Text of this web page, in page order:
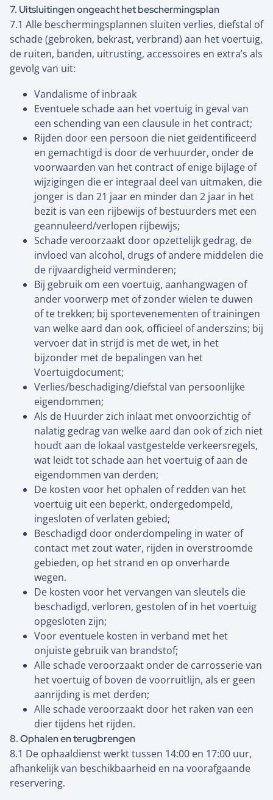
7. Uitsluitingen ongeacht het beschermingsplan
7.1 Alle beschermingsplannen sluiten verlies, diefstal of
schade (gebroken, bekrast, verbrand) aan het voertuig,
de ruiten, banden, uitrusting, accessoires en extra’s als
gevolg van uit:
Vandalisme of inbraak
Eventuele schade aan het voertuig in geval van
een schending van een clausule in het contract;
Rijden door een persoon die niet geïdentificeerd
en gemachtigd is door de verhuurder, onder de
voorwaarden van het contract of enige bijlage of
wijzigingen die er integraal deel van uitmaken, die
jonger is dan 21 jaar en minder dan 2 jaar in het
bezit is van een rijbewijs of bestuurders met een
geannuleerd/verlopen rijbewijs;
Schade veroorzaakt door opzettelijk gedrag, de
invloed van alcohol, drugs of andere middelen die
de rijvaardigheid verminderen;
Bij gebruik om een voertuig, aanhangwagen of
ander voorwerp met of zonder wielen te duwen
of te trekken; bij sportevenementen of trainingen
van welke aard dan ook, officieel of anderszins; bij
vervoer dat in strijd is met de wet, in het
bijzonder met de bepalingen van het
Voertuigdocument;
Verlies/beschadiging/diefstal van persoonlijke
eigendommen;
Als de Huurder zich inlaat met onvoorzichtig of
nalatig gedrag van welke aard dan ook of zich niet
houdt aan de lokaal vastgestelde verkeersregels,
wat leidt tot schade aan het voertuig of aan de
eigendommen van derden;
De kosten voor het ophalen of redden van het
voertuig uit een beperkt, ondergedompeld,
ingesloten of verlaten gebied;
Beschadigd door onderdompeling in water of
contact met zout water, rijden in overstroomde
gebieden, op het strand en op onverharde
wegen.
De kosten voor het vervangen van sleutels die
beschadigd, verloren, gestolen of in het voertuig
opgesloten zijn;
Voor eventuele kosten in verband met het
onjuiste gebruik van brandstof;
Alle schade veroorzaakt onder de carrosserie van
het voertuig of boven de voorruitlijn, als er geen
aanrijding is met derden;
Alle schade veroorzaakt door het raken van een
dier tijdens het rijden.
8. Ophalen en terugbrengen
8.1 De ophaaldienst werkt tussen 14:00 en 17:00 uur,
afhankelijk van beschikbaarheid en na voorafgaande
reservering.